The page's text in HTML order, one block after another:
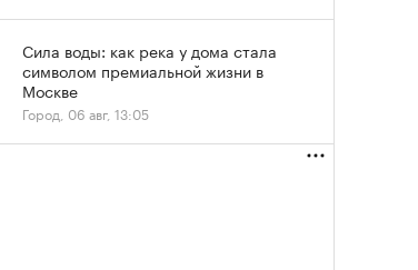
Сила воды: как река у дома стала
символом премиальной жизни в
Москве
Город, 06 авг, 13:05